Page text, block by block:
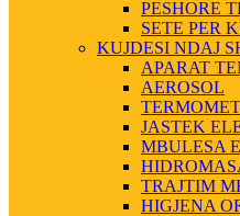
PESHORE
SETE PER
KUJDESI NDAJ
APARAT
AEROSOL
JASTEK
MBULESA
TRAJTIM
HIGJENA